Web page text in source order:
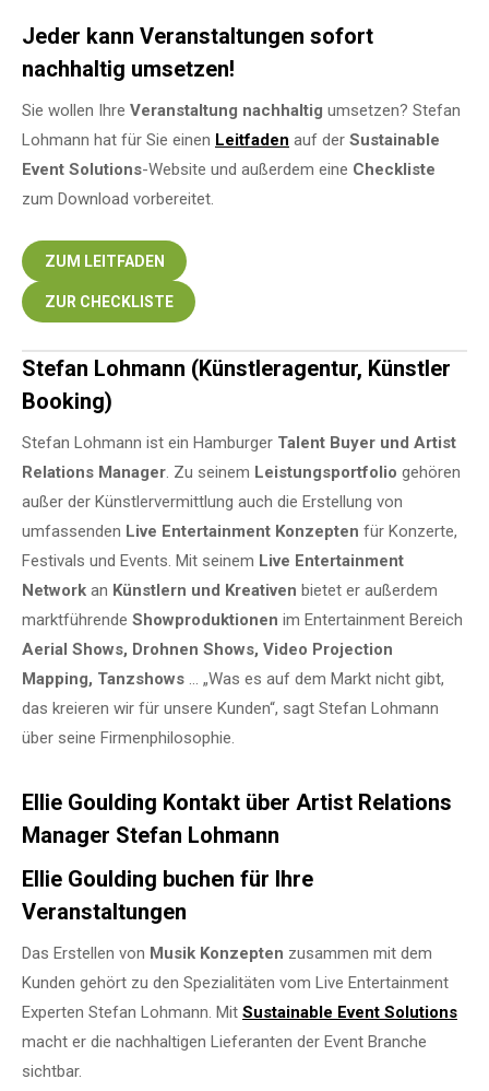
Jeder kann Veranstaltungen sofort
nachhaltig umsetzen!
Sie wollen Ihre Veranstaltung nachhaltig umsetzen? Stefan
Lohmann hat für Sie einen Leitfaden auf der Sustainable
Event Solutions-Website und außerdem eine Checkliste
zum Download vorbereitet.
ZUM LEITFADEN
ZUR CHECKLISTE
Stefan Lohmann (Künstleragentur, Künstler
Booking)
Stefan Lohmann ist ein Hamburger Talent Buyer und Artist
Relations Manager. Zu seinem Leistungsportfolio gehören
außer der Künstlervermittlung auch die Erstellung von
umfassenden Live Entertainment Konzepten für Konzerte,
Festivals und Events. Mit seinem Live Entertainment
Network an Künstlern und Kreativen bietet er außerdem
marktführende Showproduktionen im Entertainment Bereich
Aerial Shows, Drohnen Shows, Video Projection
Mapping, Tanzshows … „Was es auf dem Markt nicht gibt,
das kreieren wir für unsere Kunden“, sagt Stefan Lohmann
über seine Firmenphilosophie.
Ellie Goulding Kontakt über Artist Relations
Manager Stefan Lohmann
Ellie Goulding buchen für Ihre
Veranstaltungen
Das Erstellen von Musik Konzepten zusammen mit dem
Kunden gehört zu den Spezialitäten vom Live Entertainment
Experten Stefan Lohmann. Mit Sustainable Event Solutions
macht er die nachhaltigen Lieferanten der Event Branche
sichtbar.